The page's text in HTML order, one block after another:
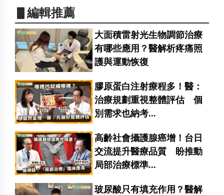
▋編輯推薦
大面積雷射光生物調節治療
有哪些應用？醫解析疼痛照
護與運動恢復
膠原蛋白注射療程多！醫：
治療規劃重視整體評估 個
別需求也納考...
高齡社會攝護腺癌增！台日
交流提升醫療品質 盼推動
局部治療標準...
玻尿酸只有填充作用？醫解